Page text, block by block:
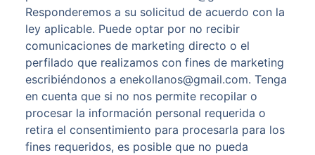
Responderemos a su solicitud de acuerdo con la
ley aplicable. Puede optar por no recibir
comunicaciones de marketing directo o el
perfilado que realizamos con fines de marketing
escribiéndonos a enekollanos@gmail.com. Tenga
en cuenta que si no nos permite recopilar o
procesar la información personal requerida o
retira el consentimiento para procesarla para los
fines requeridos, es posible que no pueda